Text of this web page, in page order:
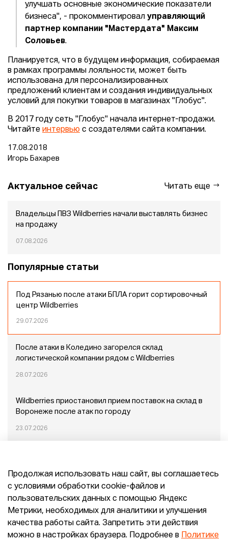
улучшать основные экономические показатели
бизнеса", - прокомментировал управляющий
партнер компании "Мастердата" Максим
Соловьев.
Планируется, что в будущем информация, собираемая
в рамках программы лояльности, может быть
использована для персонализированных
предложений клиентам и создания индивидуальных
условий для покупки товаров в магазинах "Глобус".
В 2017 году сеть "Глобус" начала интернет-продажи.
Читайте интервью с создателями сайта компании.
17.08.2018
Игорь Бахарев
Актуальное сейчас Читать еще
Владельцы ПВЗ Wildberries начали выставлять бизнес
на продажу
07.08.2026
Популярные статьи
Под Рязанью после атаки БПЛА горит сортировочный
центр Wildberries
29.07.2026
После атаки в Коледино загорелся склад
логистической компании рядом с Wildberries
28.07.2026
Wildberries приостановил прием поставок на склад в
Воронеже после атак по городу
23.07.2026
Конец эпохи маркетплейсов: прогнозы сооснователя
Mr.Doors Максима Валецкого
26.06.2026
Продолжая использовать наш сайт, вы соглашаетесь
с условиями обработки cookie-файлов и
пользовательских данных с помощью Яндекс
Метрики, необходимых для аналитики и улучшения
качества работы сайта. Запретить эти действия
можно в настройках браузера. Подробнее в
Политике